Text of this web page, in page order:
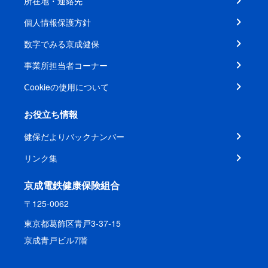
個人情報保護方針
数字でみる京成健保
事業所担当者コーナー
Ⅽookieの使用について
お役立ち情報
健保だよりバックナンバー
リンク集
京成電鉄健康保険組合
〒125-0062
東京都葛飾区青戸3-37-15
京成青戸ビル7階